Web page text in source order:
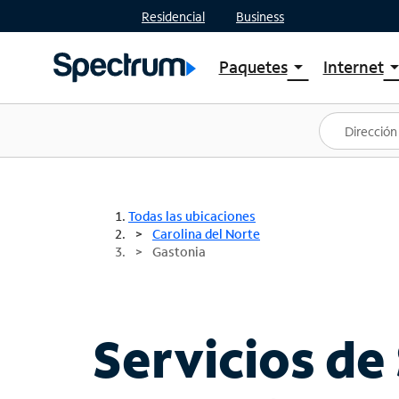
Residencial Business
Paquetesarrow_drop_down
Ver paquetes
Spectrum One
Mejores ofertas
Internetarrow_drop_down
Planes
Todas las ubicaciones
Carolina del Norte
Gastonia
Servicios